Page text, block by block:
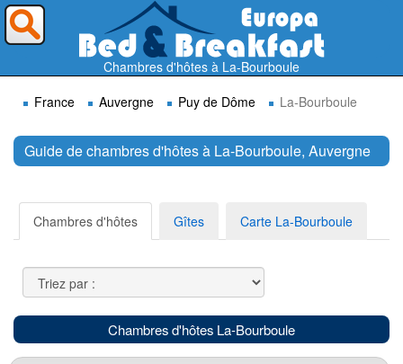
Chambres d'hôtes à La-Bourboule
France
Auvergne Puy de Dôme La-Bourboule
Guide de chambres d'hôtes à La-Bourboule, Auvergne
Chambres d'hôtes Gîtes Carte La-Bourboule
Chambres d'hôtes La-Bourboule
Où voulez-vous partir ?
Rechercher